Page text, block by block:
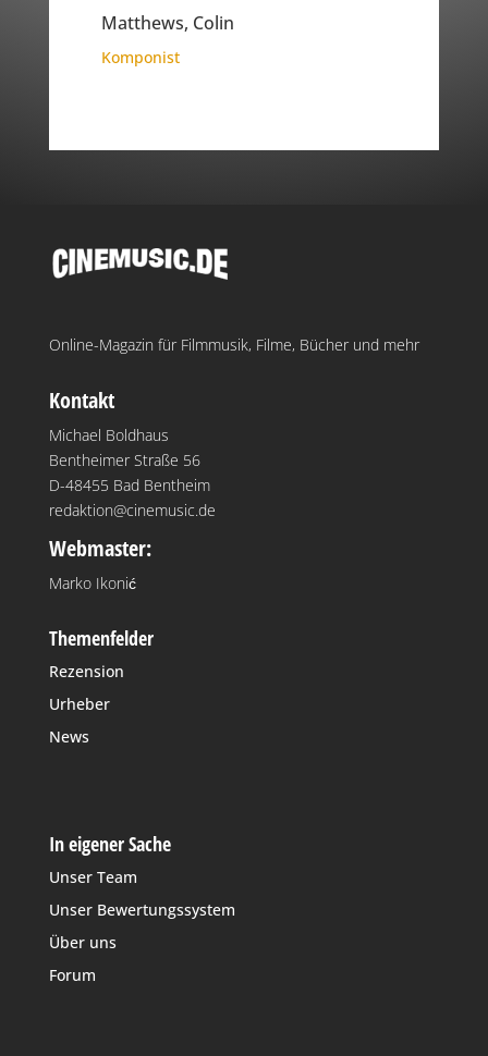
Matthews, Colin
Komponist
Online-Magazin für Filmmusik, Filme, Bücher und mehr
Kontakt
Michael Boldhaus
Bentheimer Straße 56
D-48455 Bad Bentheim
redaktion@cinemusic.de
Webmaster:
Marko Ikonić
Themenfelder
Rezension
Urheber
News
In eigener Sache
Unser Team
Unser Bewertungssystem
Über uns
Forum